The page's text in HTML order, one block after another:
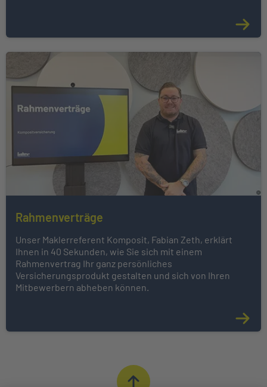
Rahmenverträge
Unser Maklerreferent Komposit, Fabian Zeth, erklärt
Ihnen in 40 Sekunden, wie Sie sich mit einem
Rahmenvertrag Ihr ganz persönliches
Versicherungsprodukt gestalten und sich von Ihren
Mitbewerbern abheben können.